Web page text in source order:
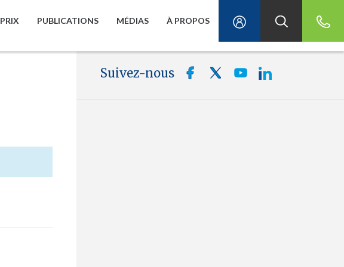
PUBLICATIONS MÉDIAS À PROPOS
Suivez-nous